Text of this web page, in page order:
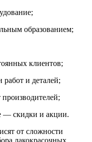
образованием;
клиентов;
работ и деталей;
— скидки и акции.
от сложности
лакокрасочных